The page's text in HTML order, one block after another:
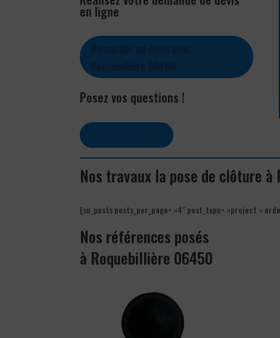
en ligne
Posez vos questions !
Nos travaux la pose de clôture
[su_posts posts_per_page= »4″ post_type= »project »
Nos références posés
à Roquebillière 06450